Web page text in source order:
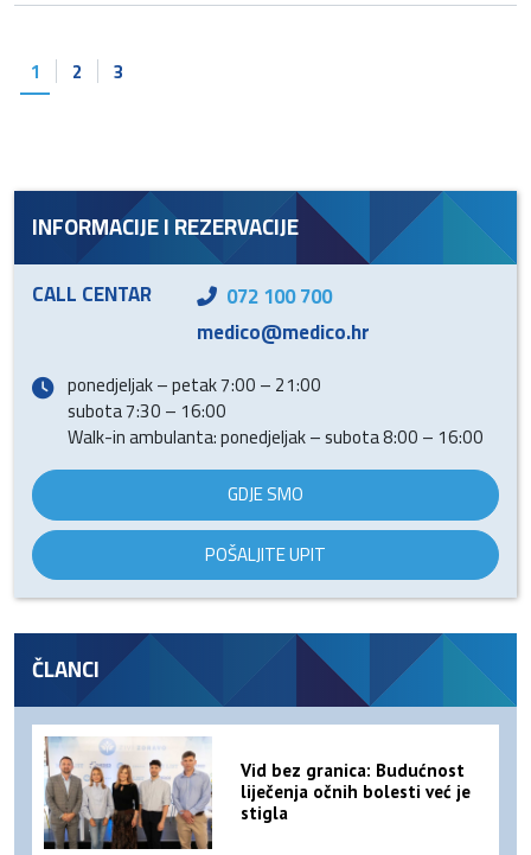
1 2 3
INFORMACIJE I REZERVACIJE
CALL CENTAR
072 100 700
medico@medico.hr
ponedjeljak – petak 7:00 – 21:00
subota 7:30 – 16:00
Walk-in ambulanta: ponedjeljak – subota 8:00 – 16:00
GDJE SMO
POŠALJITE UPIT
ČLANCI
Vid bez granica: Budućnost
liječenja očnih bolesti već je
stigla